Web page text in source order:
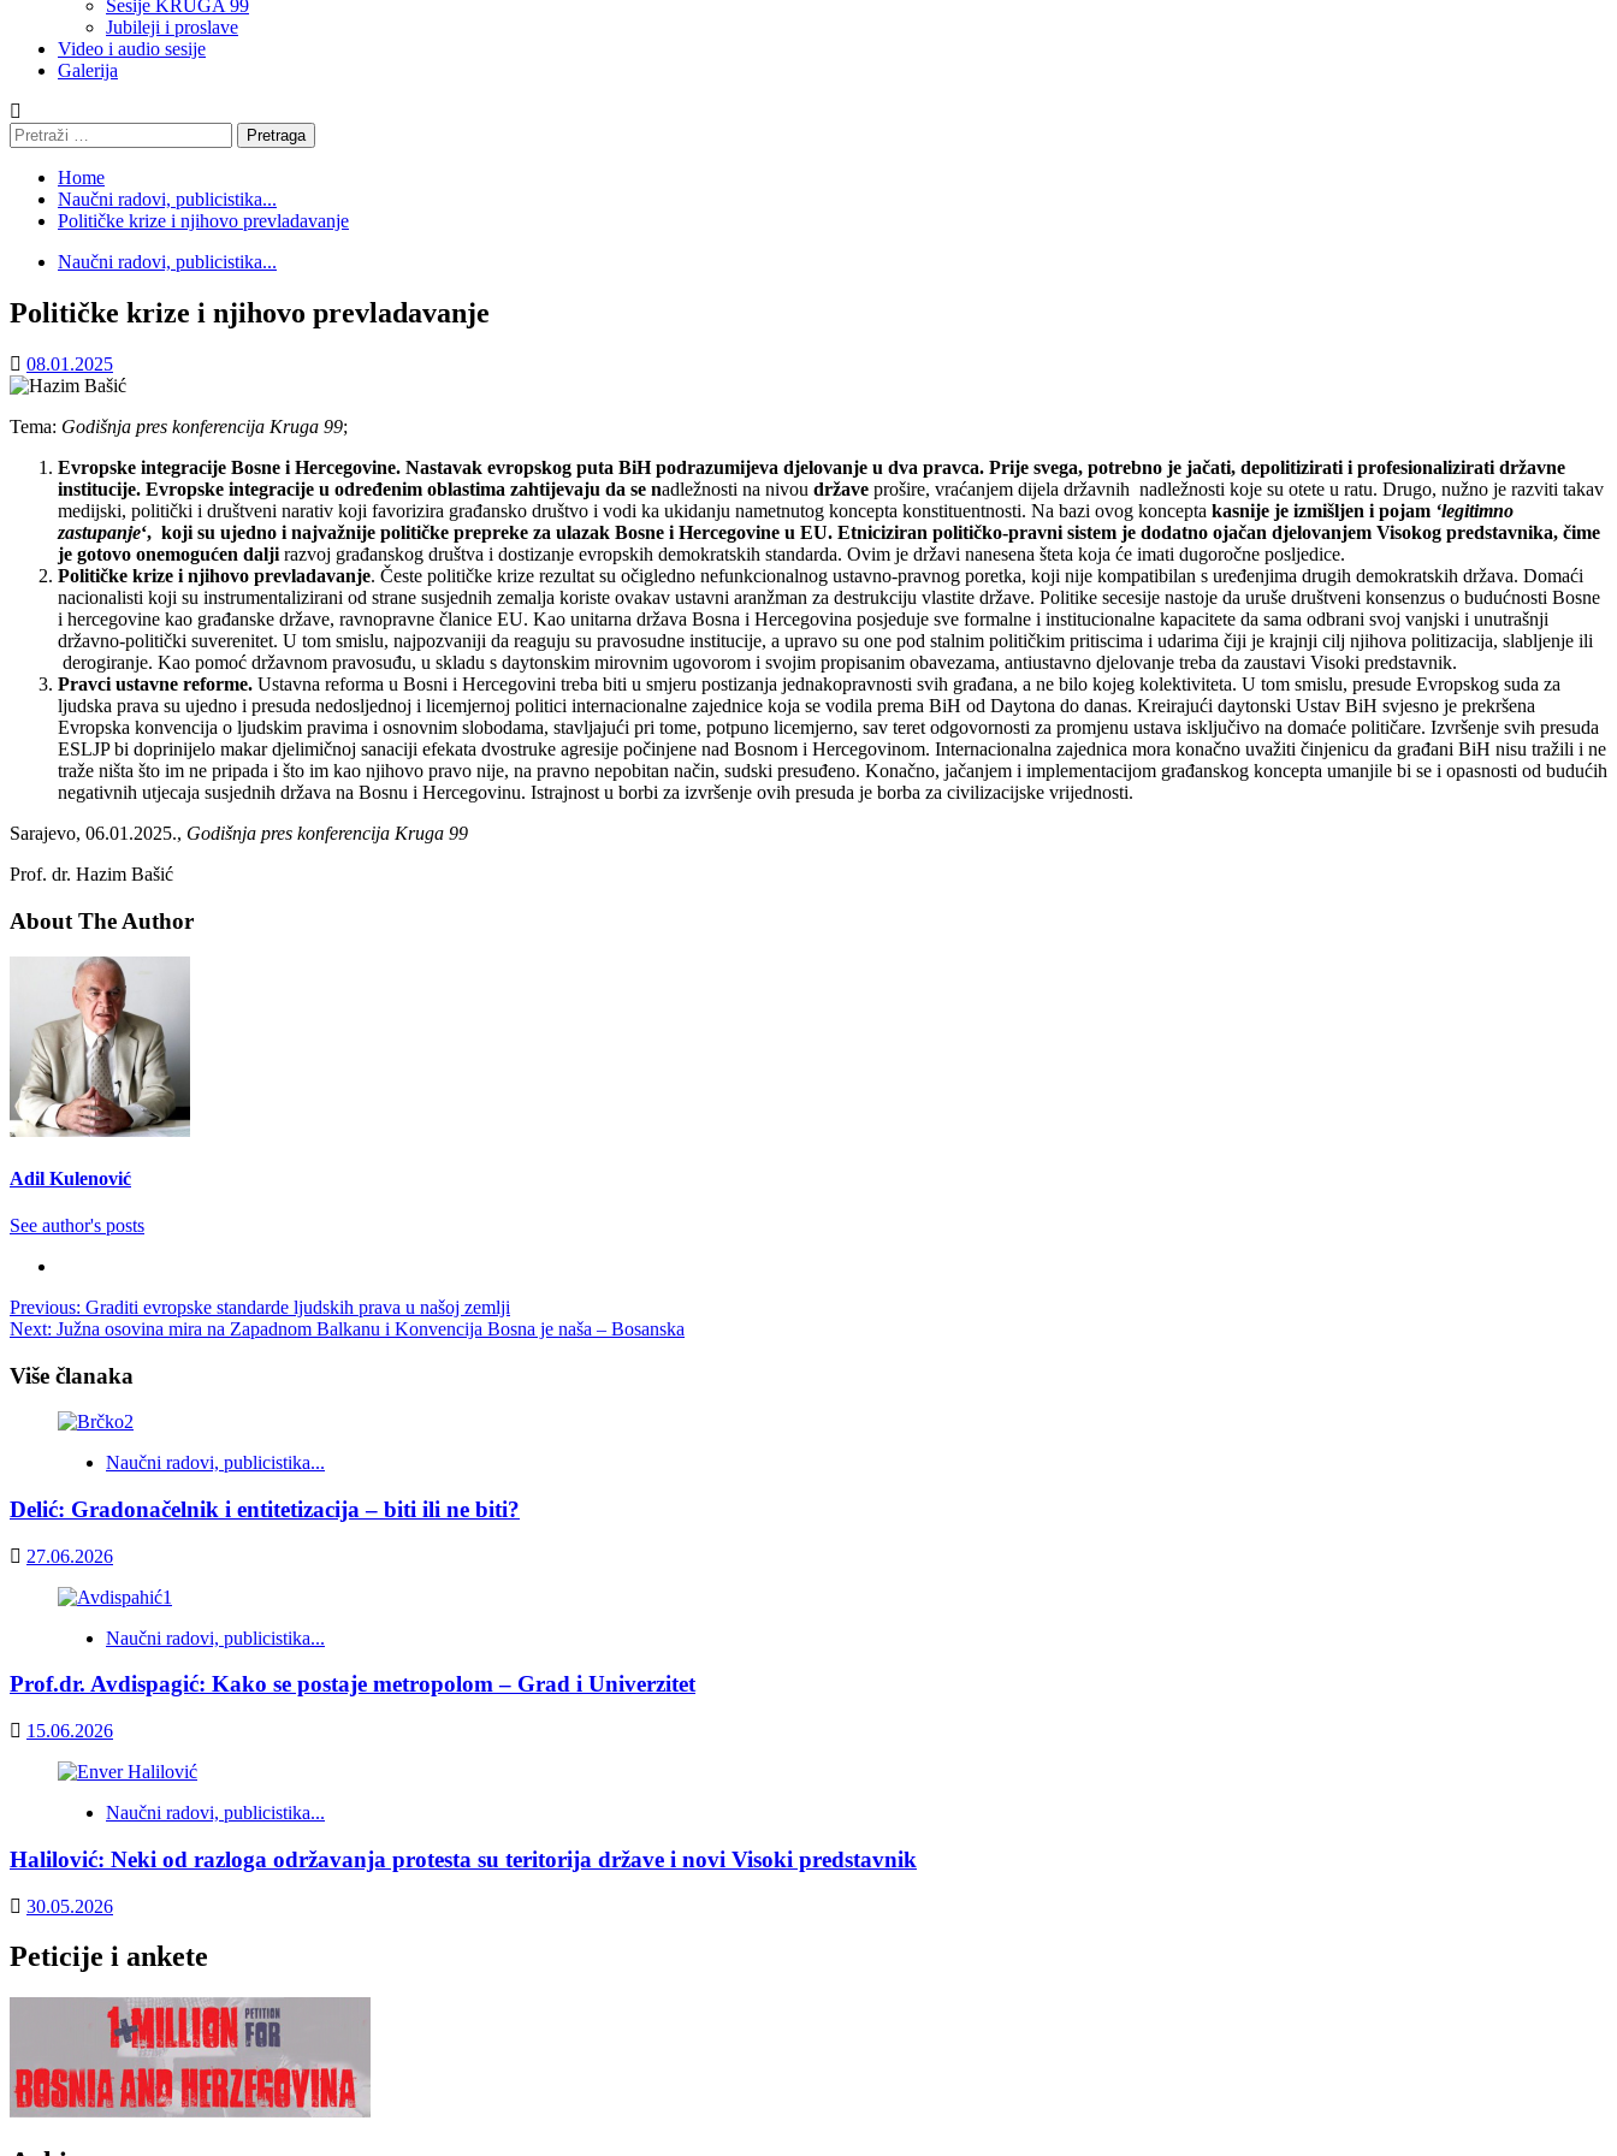
Sesije KRUGA 99
Jubileji i proslave
Video i audio sesije
Galerija
Pretraga:
Home
Naučni radovi, publicistika...
Političke krize i njihovo prevladavanje
Naučni radovi, publicistika...
Političke krize i njihovo prevladavanje
08.01.2025
Tema: Godišnja pres konferencija Kruga 99;
Evropske integracije Bosne i Hercegovine. Nastavak evropskog puta BiH podrazumijeva djelovanje u dva pravca. Prije svega, potrebno je jačati, depolitizirati i profesionalizirati državne
institucije. Evropske integracije u određenim oblastima zahtijevaju da se nadležnosti na nivou države prošire, vraćanjem dijela državnih nadležnosti koje su otete u ratu. Drugo, nužno je razviti takav
medijski, politički i društveni narativ koji favorizira građansko društvo i vodi ka ukidanju nametnutog koncepta konstituentnosti. Na bazi ovog koncepta kasnije je izmišljen i pojam ‘legitimno
zastupanje‘, koji su ujedno i najvažnije političke prepreke za ulazak Bosne i Hercegovine u EU. Etniciziran političko-pravni sistem je dodatno ojačan djelovanjem Visokog predstavnika, čime
je gotovo onemogućen dalji razvoj građanskog društva i dostizanje evropskih demokratskih standarda. Ovim je državi nanesena šteta koja će imati dugoročne posljedice.
Političke krize i njihovo prevladavanje. Česte političke krize rezultat su očigledno nefunkcionalnog ustavno-pravnog poretka, koji nije kompatibilan s uređenjima drugih demokratskih država. Domaći
nacionalisti koji su instrumentalizirani od strane susjednih zemalja koriste ovakav ustavni aranžman za destrukciju vlastite države. Politike secesije nastoje da uruše društveni konsenzus o budućnosti Bosne
i hercegovine kao građanske države, ravnopravne članice EU. Kao unitarna država Bosna i Hercegovina posjeduje sve formalne i institucionalne kapacitete da sama odbrani svoj vanjski i unutrašnji
državno-politički suverenitet. U tom smislu, najpozvaniji da reaguju su pravosudne institucije, a upravo su one pod stalnim političkim pritiscima i udarima čiji je krajnji cilj njihova politizacija, slabljenje ili
derogiranje. Kao pomoć državnom pravosuđu, u skladu s daytonskim mirovnim ugovorom i svojim propisanim obavezama, antiustavno djelovanje treba da zaustavi Visoki predstavnik.
Pravci ustavne reforme. Ustavna reforma u Bosni i Hercegovini treba biti u smjeru postizanja jednakopravnosti svih građana, a ne bilo kojeg kolektiviteta. U tom smislu, presude Evropskog suda za
ljudska prava su ujedno i presuda nedosljednoj i licemjernoj politici internacionalne zajednice koja se vodila prema BiH od Daytona do danas. Kreirajući daytonski Ustav BiH svjesno je prekršena
Evropska konvencija o ljudskim pravima i osnovnim slobodama, stavljajući pri tome, potpuno licemjerno, sav teret odgovornosti za promjenu ustava isključivo na domaće političare. Izvršenje svih presuda
ESLJP bi doprinijelo makar djelimičnoj sanaciji efekata dvostruke agresije počinjene nad Bosnom i Hercegovinom. Internacionalna zajednica mora konačno uvažiti činjenicu da građani BiH nisu tražili i ne
traže ništa što im ne pripada i što im kao njihovo pravo nije, na pravno nepobitan način, sudski presuđeno. Konačno, jačanjem i implementacijom građanskog koncepta umanjile bi se i opasnosti od budućih
negativnih utjecaja susjednih država na Bosnu i Hercegovinu. Istrajnost u borbi za izvršenje ovih presuda je borba za civilizacijske vrijednosti.
Sarajevo, 06.01.2025., Godišnja pres konferencija Kruga 99
Prof. dr. Hazim Bašić
About The Author
Adil Kulenović
See author's posts
Post
navigation
Previous: Graditi evropske standarde ljudskih prava u našoj zemlji
Next: Južna osovina mira na Zapadnom Balkanu i Konvencija Bosna je naša – Bosanska
Više članaka
Naučni radovi, publicistika...
Delić: Gradonačelnik i entitetizacija – biti ili ne biti?
27.06.2026
Naučni radovi, publicistika...
Prof.dr. Avdispagić: Kako se postaje metropolom – Grad i Univerzitet
15.06.2026
Naučni radovi, publicistika...
Halilović: Neki od razloga održavanja protesta su teritorija države i novi Visoki predstavnik
30.05.2026
Peticije i ankete